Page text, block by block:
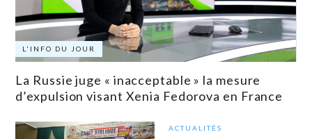
L'INFO DU JOUR
La Russie juge « inacceptable » la mesure
d’expulsion visant Xenia Fedorova en France
ACTUALITÉS